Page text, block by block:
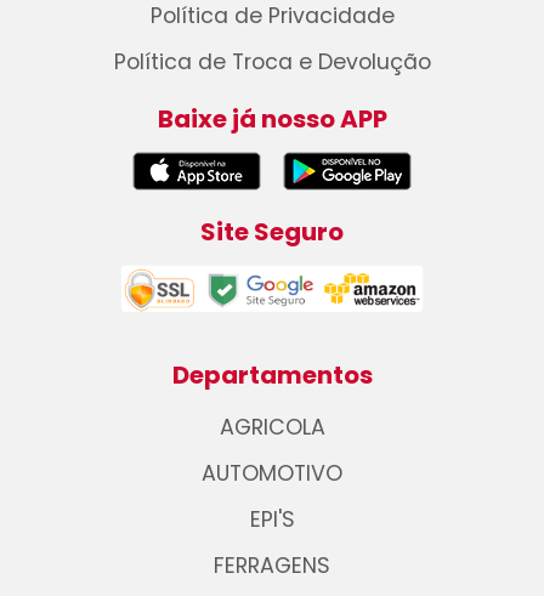
Política de Privacidade
Política de Troca e Devolução
Baixe já nosso APP
Site Seguro
Departamentos
AGRICOLA
AUTOMOTIVO
EPI'S
FERRAGENS